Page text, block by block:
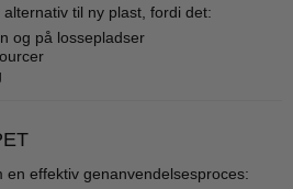
til ny plast, fordi det:
og på lossepladser
en effektiv genanvendelsesproces: